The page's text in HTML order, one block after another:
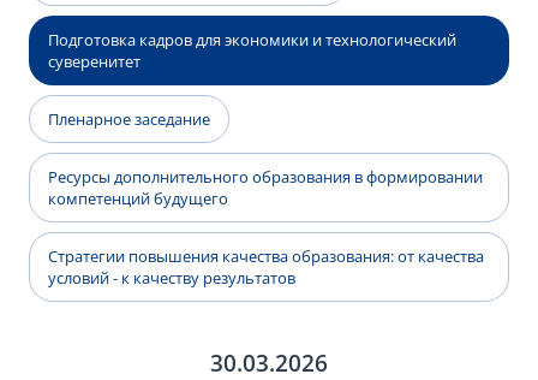
Подготовка кадров для экономики и технологический
суверенитет
Пленарное заседание
Ресурсы дополнительного образования в формировании
компетенций будущего
Стратегии повышения качества образования: от качества
условий - к качеству результатов
30.03.2026